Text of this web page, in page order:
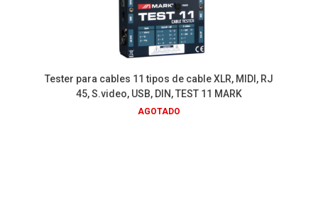
Tester para cables 11 tipos de cable XLR, MIDI, RJ
45, S.video, USB, DIN, TEST 11 MARK
AGOTADO